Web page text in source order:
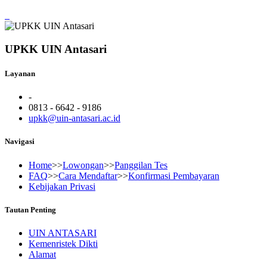
UPKK UIN Antasari
Layanan
-
0813 - 6642 - 9186
upkk@uin-antasari.ac.id
Navigasi
Home>>Lowongan>>Panggilan Tes
FAQ>>Cara Mendaftar>>Konfirmasi Pembayaran
Kebijakan Privasi
Tautan Penting
UIN ANTASARI
Kemenristek Dikti
Alamat